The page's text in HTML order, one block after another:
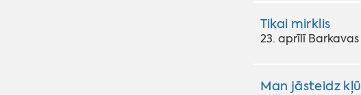
Tikai mirklis
23. aprīlī
Man jāsteidz